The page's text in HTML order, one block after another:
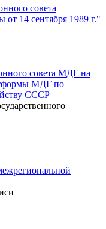
совета
14 сентября 1989 г."
совета МДГ на
МДГ по
СССР